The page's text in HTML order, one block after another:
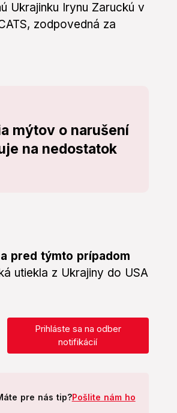
Ukrajinku Irynu Zaruckú v
zodpovedná za
mýtov o narušení
na nedostatok
pred týmto prípadom
utiekla z Ukrajiny do USA
Prihláste sa na odber
notifikácií
pre nás tip?Pošlite nám ho